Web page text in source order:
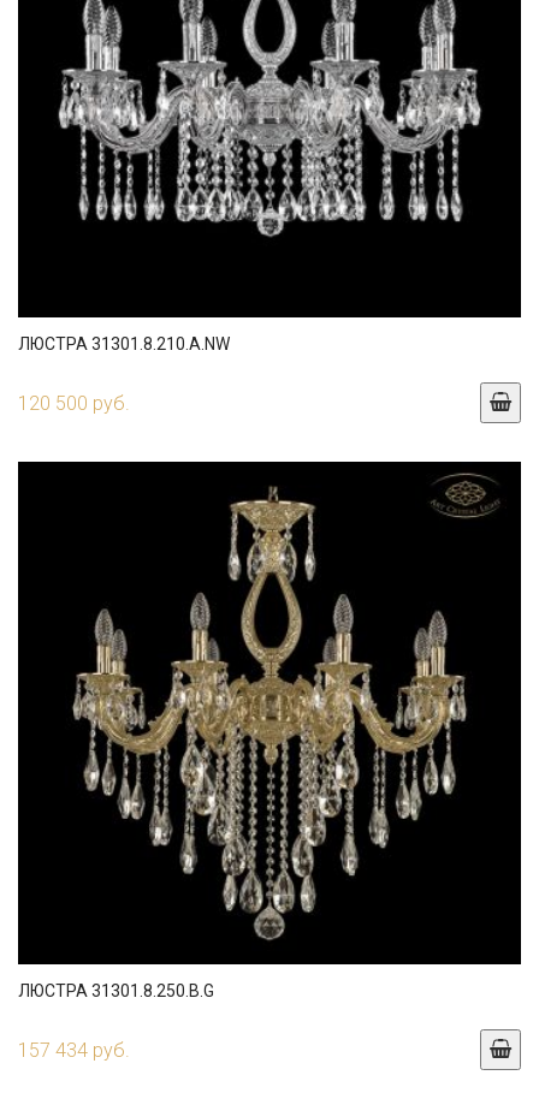
ЛЮСТРА 31301.8.210.A.NW
120 500 руб.
ЛЮСТРА 31301.8.250.B.G
157 434 руб.